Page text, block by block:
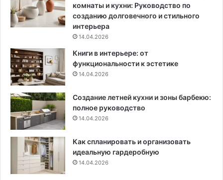
о
з
с
т
а
комнаты и кухни: Руководство по
созданию долговечного и стильного
интерьера
14.04.2026
Книги в интерьере: от
функциональности к эстетике
14.04.2026
Создание летней кухни и зоны барбекю:
полное руководство
14.04.2026
Как спланировать и организовать
идеальную гардеробную
14.04.2026